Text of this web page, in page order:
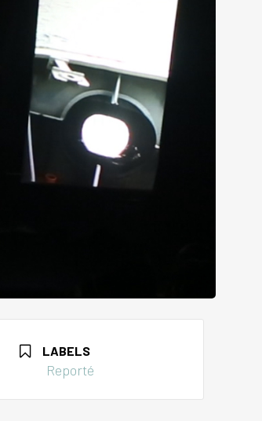
LABELS
Reporté